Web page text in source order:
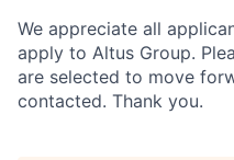
We appreciate all
apply to Altus Group.
are selected to move
contacted. Thank you.